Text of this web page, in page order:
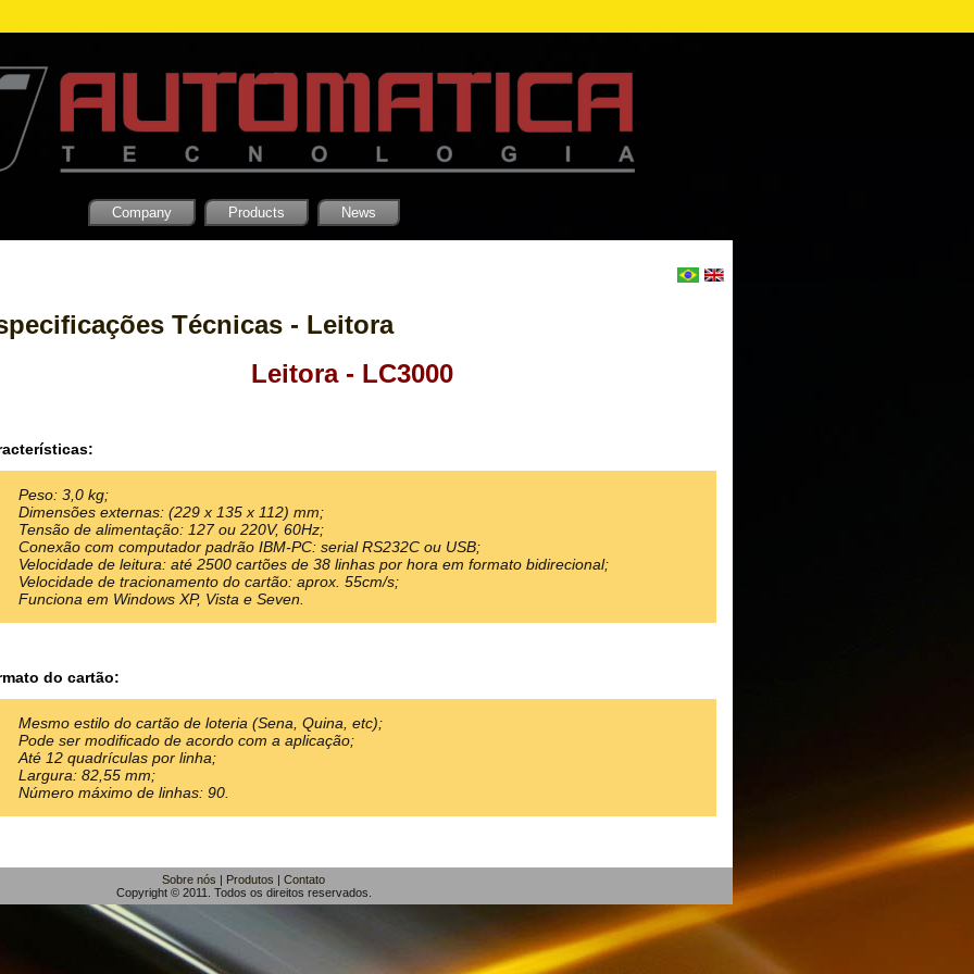
Company Products News
Técnicas - Leitora
Leitora - LC3000
Peso: 3,0 kg;
Dimensões externas: (229 x 135 x 112) mm;
Tensão de alimentação: 127 ou 220V, 60Hz;
Conexão com computador padrão IBM-PC: serial RS232C ou USB;
Velocidade de leitura: até 2500 cartões de 38 linhas por hora em formato bidirecional;
Velocidade de tracionamento do cartão: aprox. 55cm/s;
Funciona em Windows XP, Vista e Seven.
do cartão:
Mesmo estilo do cartão de loteria (Sena, Quina, etc);
Pode ser modificado de acordo com a aplicação;
Até 12 quadrículas por linha;
Largura: 82,55 mm;
Número máximo de linhas: 90.
Sobre nós | Produtos | Contato
Copyright © 2011. Todos os direitos reservados.